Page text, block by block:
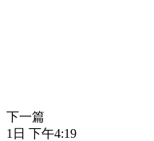
下一篇
1日 下午4:19